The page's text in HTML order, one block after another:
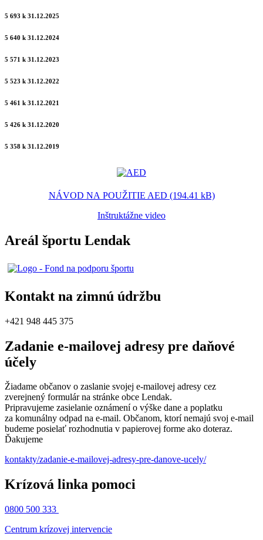
5 693 k 31.12.2025
5 640 k 31.12.2024
5 571 k 31.12.2023
5 523 k 31.12.2022
5 461 k 31.12.2021
5 426 k 31.12.2020
5 358 k 31.12.2019
NÁVOD NA POUŽITIE AED (194.41 kB)
Inštruktážne video
Areál športu Lendak
Kontakt na zimnú údržbu
+421 948 445 375
Zadanie e-mailovej adresy pre daňové
účely
Žiadame občanov o zaslanie svojej e-mailovej adresy cez
zverejnený formulár na stránke obce Lendak.
Pripravujeme zasielanie oznámení o výške dane a poplatku
za komunálny odpad na e-mail. Občanom, ktorí nemajú svoj e-mail
budeme posielať rozhodnutia v papierovej forme ako doteraz.
Ďakujeme
kontakty/zadanie-e-mailovej-adresy-pre-danove-ucely/
Krízová linka pomoci
0800 500 333
Centrum krízovej intervencie